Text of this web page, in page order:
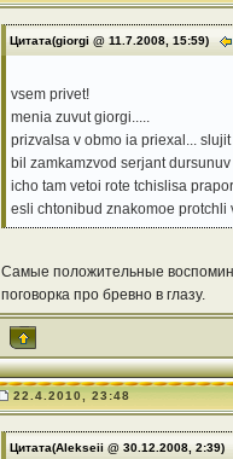
Цитата(giorgi @ 11.7.2008, 15:59)
vsem privet!
menia zuvut giorgi.....
prizvalsa v obmo ia priexal...
bil zamkamzvod serjant
icho tam vetoi rote tchislisa
esli chtonibud znakomoe protchli
Самые положительные
поговорка про бревно в глазу.
22.4.2010, 23:48
Цитата(Alekseii @ 30.12.2008, 2:39)